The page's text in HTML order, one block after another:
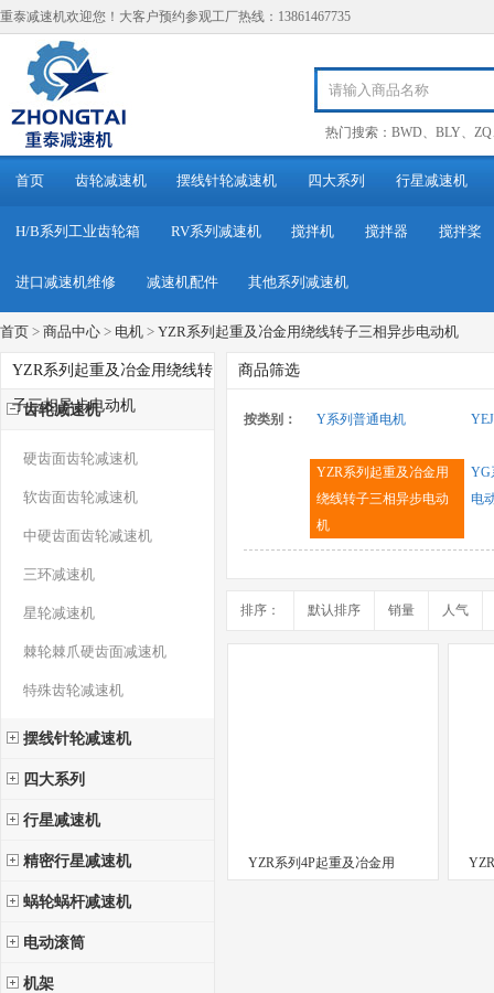
重泰减速机欢迎您！大客户预约参观工厂热线：13861467735
热门搜索： BWD、 BLY、 ZQ
首页 齿轮减速机 摆线针轮减速机 四大系列 行星减速机
H/B系列工业齿轮箱 RV系列减速机 搅拌机 搅拌器 搅拌桨
进口减速机维修 减速机配件 其他系列减速机
首页 > 商品中心 > 电机 > YZR系列起重及冶金用绕线转子三相异步电动机
YZR系列起重及冶金用绕线转
子三相异步电动机
齿轮减速机
硬齿面齿轮减速机
软齿面齿轮减速机
中硬齿面齿轮减速机
三环减速机
星轮减速机
棘轮棘爪硬齿面减速机
特殊齿轮减速机
摆线针轮减速机
四大系列
行星减速机
精密行星减速机
蜗轮蜗杆减速机
电动滚筒
机架
商品筛选
按类别： Y系列普通电机
YZR系列起重及冶金用
绕线转子三相异步电动
机
YG
电
排序： 默认排序 销量 人气
YZR系列4P起重及冶金用